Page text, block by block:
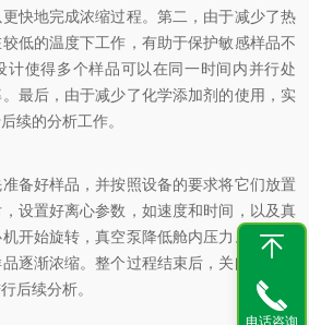
快地完成浓缩过程。第二，由于减少了热
低的温度下工作，有助于保护敏感样品不
计使得多个样品可以在同一时间内并行处
最后，由于减少了化学添加剂的使用，实
续的分析工作。
好样品，并按照设备的要求将它们放置
设置好离心参数，如速度和时间，以及真
开始旋转，真空泵降低舱内压力。随着溶
逐渐浓缩。整个过程结束后，关闭设备并
后续分析。
电话咨询